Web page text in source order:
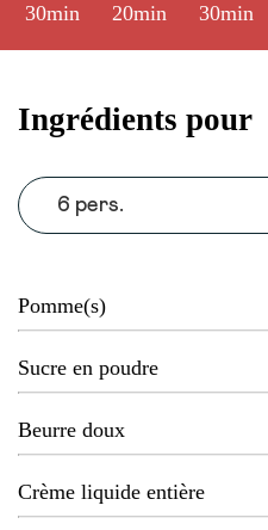
30min 20min 30min
Ingrédients pour
6 pers.
Pomme(s)
Sucre en poudre
Beurre doux
Crème liquide entière